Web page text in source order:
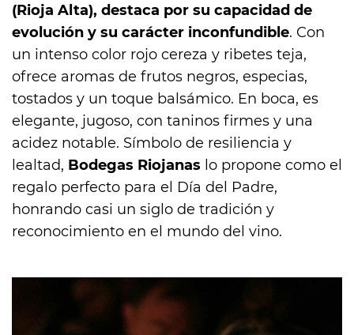
(Rioja Alta), destaca por su capacidad de
evolución y su carácter inconfundible. Con
un intenso color rojo cereza y ribetes teja,
ofrece aromas de frutos negros, especias,
tostados y un toque balsámico. En boca, es
elegante, jugoso, con taninos firmes y una
acidez notable. Símbolo de resiliencia y
lealtad, Bodegas Riojanas lo propone como el
regalo perfecto para el Día del Padre,
honrando casi un siglo de tradición y
reconocimiento en el mundo del vino.